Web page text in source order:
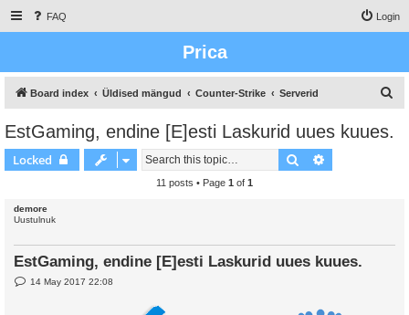
FAQ Login
Prica
Board index Üldised mängud Counter-Strike Serverid
EstGaming, endine [E]esti Laskurid uues kuues.
Locked Search
11 posts • Page 1 of 1
demore
Uustulnuk
EstGaming, endine [E]esti Laskurid uues kuues.
P14 May 2017 22:08